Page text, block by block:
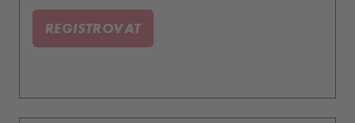
REGISTROVAT